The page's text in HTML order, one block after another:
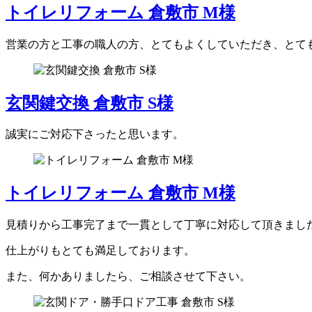
トイレリフォーム 倉敷市 M様
営業の方と工事の職人の方、とてもよくしていただき、とて
玄関鍵交換 倉敷市 S様
誠実にご対応下さったと思います。
トイレリフォーム 倉敷市 M様
見積りから工事完了まで一貫として丁寧に対応して頂きまし
仕上がりもとても満足しております。
また、何かありましたら、ご相談させて下さい。